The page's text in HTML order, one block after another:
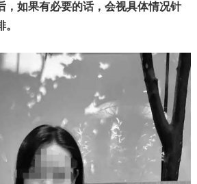
，如果有必要的话，会视具体情况针